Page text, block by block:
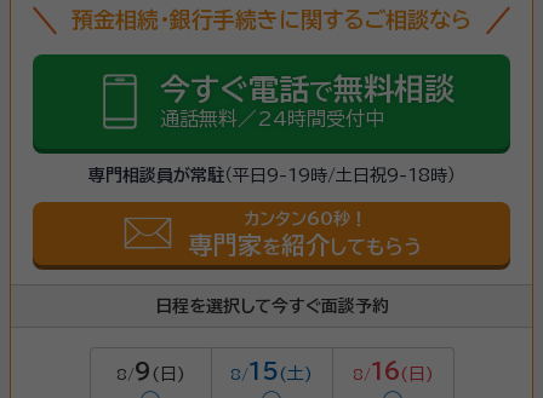
預金相続・銀行手続きに関するご相談なら
今すぐ電話で無料相談
通話無料／24時間受付中
専門相談員が常駐（平日9-19時/土日祝9-18時）
カンタン60秒！
専門家を紹介 してもらう
日程を選択して今すぐ面談予約
8/9 (日) 8/15(土) 8/16 (日)